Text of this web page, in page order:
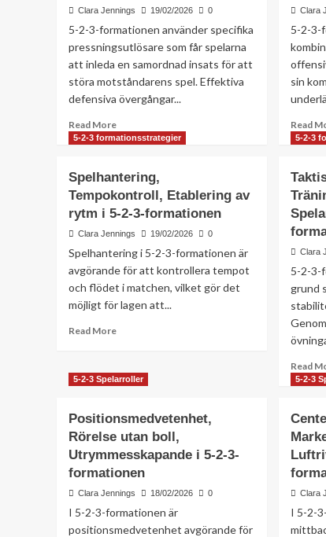
Clara Jennings 19/02/2026 0
5-2-3-formationen använder specifika
pressningsutlösare som får spelarna
att inleda en samordnad insats för att
störa motståndarens spel. Effektiva
defensiva övergångar...
Read MoreRead
more
triggers,
Defensiva
övergångar,
5-
2-
3-
formationen
Clara
5-2-3-
sin
Read
5-2-3 formationsstrategier
Spelhantering,
Tempokontroll, Etablering av
rytm i 5-2-3-formationen
Clara Jennings 19/02/2026 0
Spelhantering i 5-2-3-formationen är
avgörande för att kontrollera tempot
och flödet i matchen, vilket gör det
möjligt för lagen att...
Read MoreRead
Spelhantering,
Tempokontroll,
av
rytm
5-
2-
3-
formationen
5-2-3
Clara
5-2-3-
grund
Read
5-2-3 Spelarroller
Positionsmedvetenhet,
Rörelse utan boll,
Utrymmesskapande i 5-2-3-
formationen
Clara Jennings 18/02/2026 0
I 5-2-3-formationen är
positionsmedvetenhet avgörande för
5-2-3
Clara
I 5-2-